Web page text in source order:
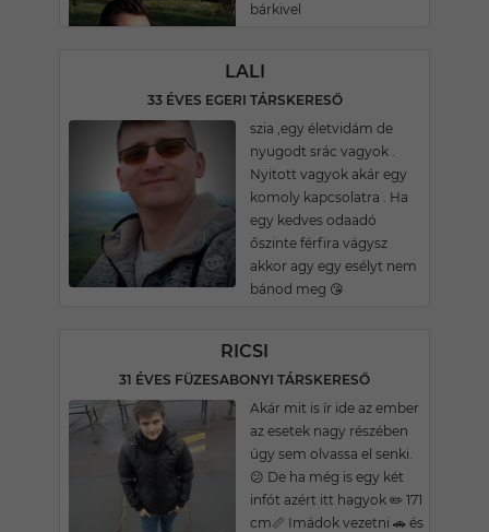
bárkivel
LALI
33 ÉVES EGERI TÁRSKERESŐ
szia ,egy életvidám de
nyugodt srác vagyok .
Nyitott vagyok akár egy
komoly kapcsolatra . Ha
egy kedves odaadó
őszinte férfira vágysz
akkor agy egy esélyt nem
bánod meg 😘
RICSI
31 ÉVES FÜZESABONYI TÁRSKERESŐ
Akár mit is ír ide az ember
az esetek nagy részében
úgy sem olvassa el senki.
😕 De ha még is egy két
infót azért itt hagyok ✏️ 171
cm📏 Imádok vezetni 🚗 és